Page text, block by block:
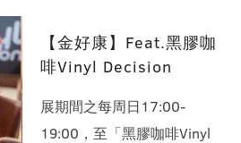
【金好康】Feat.黑膠咖
啡Vinyl Decision
展期間之每周日17:00-
19:00，至「黑膠咖啡Vinyl